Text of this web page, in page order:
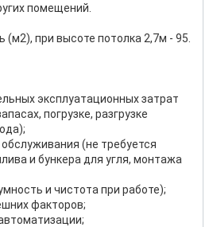
помещений.
при высоте потолка 2,7м - 95.
эксплуатационных затрат
погрузке, разгрузке
(не требуется
и бункера для угля, монтажа
и чистота при работе);
факторов;